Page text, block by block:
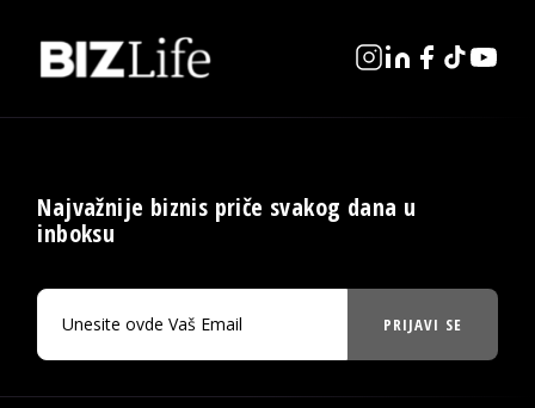
Najvažnije biznis priče svakog dana u
inboksu
PRIJAVI SE